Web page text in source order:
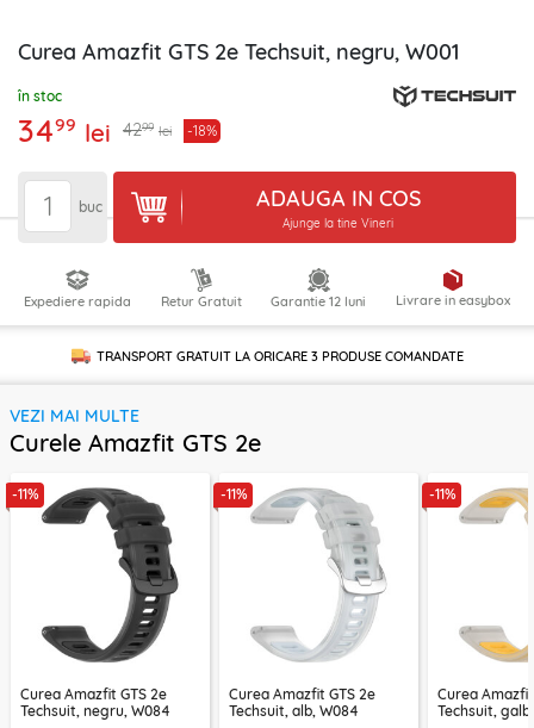
Curea Amazfit GTS 2e Techsuit, negru, W001
în stoc
3499 lei 4299 lei -18%
buc ADAUGA IN COS
Ajunge la tine Vineri
Expediere rapida Retur Gratuit Garantie 12 luni Livrare in easybox
TRANSPORT GRATUIT LA ORICARE 3 PRODUSECOMANDATE
VEZI MAI MULTE
Curele Amazfit GTS 2e
-11%
Curea Amazfit GTS 2e
Techsuit, negru, W084
-11%
Curea Amazfit GTS 2e
Techsuit, alb, W084
-11%
Curea Amazfit
Techsuit,